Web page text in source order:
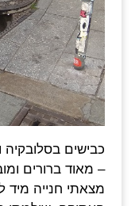
כבישים
– מאוד ברורים
מצאתי חנייה מיד